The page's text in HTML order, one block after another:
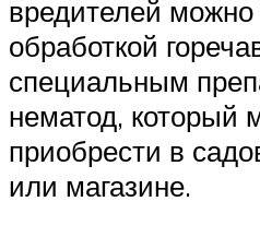
вредителей можно
обработкой
специальным
нематод, который
приобрести в
или магазине.